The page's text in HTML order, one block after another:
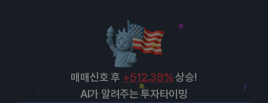
매매신호 후 +512.39% 상승!
AI가 알려주는 투자타이밍